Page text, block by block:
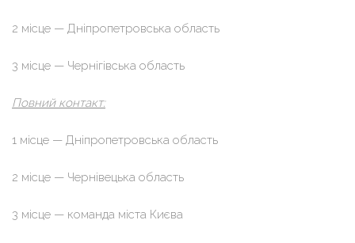
2 місце — Дніпропетровська область
3 місце — Чернігівська область
Повний контакт:
1 місце — Дніпропетровська область
2 місце — Чернівецька область
3 місце — команда міста Києва